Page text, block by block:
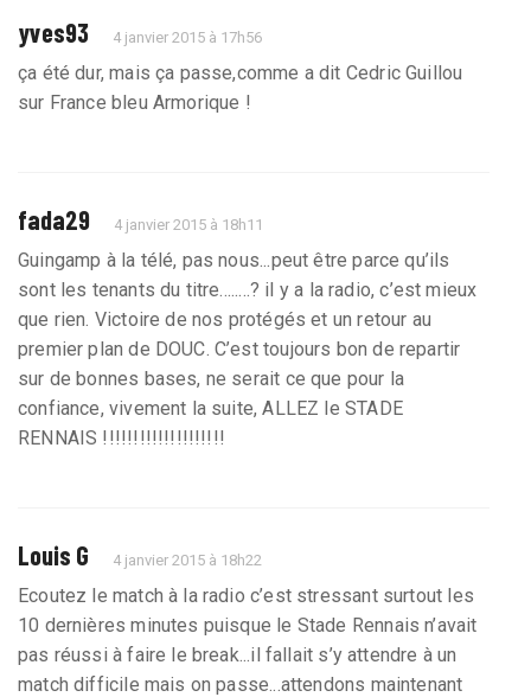
yves93 4 janvier 2015 à 17h56
ça été dur, mais ça passe,comme a dit Cedric Guillou
sur France bleu Armorique !
fada29 4 janvier 2015 à 18h11
Guingamp à la télé, pas nous...peut être parce qu’ils
sont les tenants du titre........? il y a la radio, c’est mieux
que rien. Victoire de nos protégés et un retour au
premier plan de DOUC. C’est toujours bon de repartir
sur de bonnes bases, ne serait ce que pour la
confiance, vivement la suite, ALLEZ le STADE
RENNAIS !!!!!!!!!!!!!!!!!!!!
Louis G 4 janvier 2015 à 18h22
Ecoutez le match à la radio c’est stressant surtout les
10 dernières minutes puisque le Stade Rennais n’avait
pas réussi à faire le break...il fallait s’y attendre à un
match difficile mais on passe...attendons maintenant